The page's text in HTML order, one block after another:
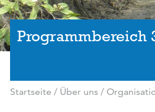
Programmbereich
Startseite / Über uns /